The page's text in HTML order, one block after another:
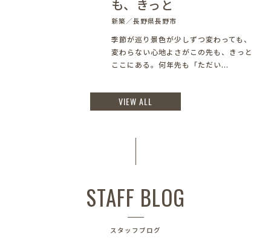
も、きっと
新築／長野県長野市
季節が巡り景色が少しずつ変わっても、
変わらない心地よさがこの先も、きっと
ここにある。何年先も「ただい...
VIEW ALL
STAFF BLOG
スタッフブログ